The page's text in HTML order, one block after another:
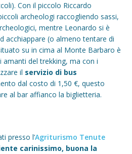
Con il piccolo Riccardo
archeologi raccogliendo sassi,
mentre Leonardo si è
acchiappare (o almeno tentare di
su in cima al Monte Barbaro è
amanti del trekking, ma con i
il servizio di bus
dal costo di 1,50 €, questo
al bar affianco la biglietteria.
presso l’Agriturismo Tenute
carinissimo, buona la